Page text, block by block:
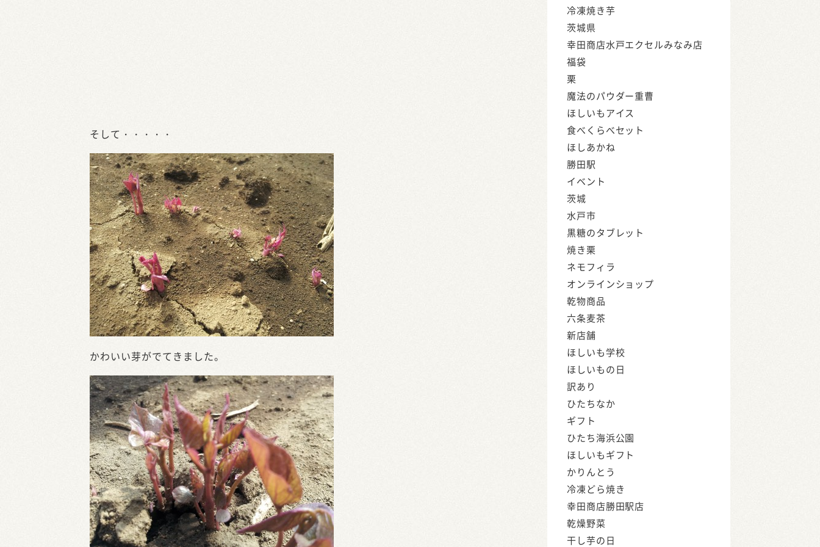
そして・・・・・
かわいい芽がでてきました。
冷凍焼き芋
茨城県
幸田商店水戸エクセルみなみ店
福袋
栗
魔法のパウダー重曹
ほしいもアイス
食べくらべセット
ほしあかね
勝田駅
イベント
茨城
水戸市
黒糖のタブレット
焼き栗
ネモフィラ
オンラインショップ
乾物商品
六条麦茶
新店舗
ほしいも学校
ほしいもの日
訳あり
ひたちなか
ギフト
ひたち海浜公園
ほしいもギフト
かりんとう
冷凍どら焼き
幸田商店勝田駅店
乾燥野菜
干し芋の日